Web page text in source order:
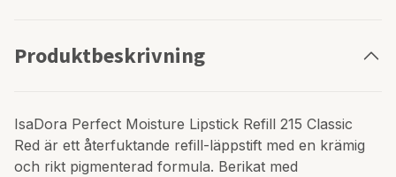
Produktbeskrivning
IsaDora Perfect Moisture Lipstick Refill 215 Classic
Red är ett återfuktande refill-läppstift med en krämig
och rikt pigmenterad formula. Berikat med